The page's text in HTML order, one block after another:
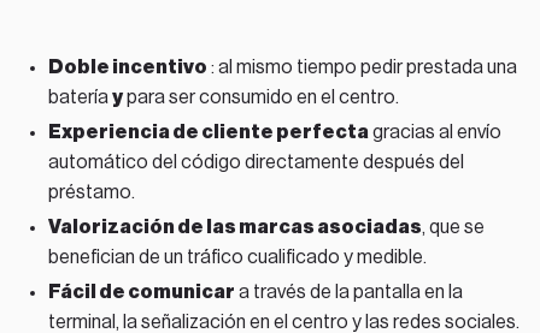
Doble incentivo : al mismo tiempo pedir prestada una
bateríaypara ser consumido en el centro.
Experiencia de cliente perfecta gracias al envío
automático del código directamente después del
préstamo.
Valorización de las marcas asociadas, que se
benefician de un tráfico cualificado y medible.
Fácil de comunicar a través de la pantalla en la
terminal, la señalización en el centro y las redes sociales.